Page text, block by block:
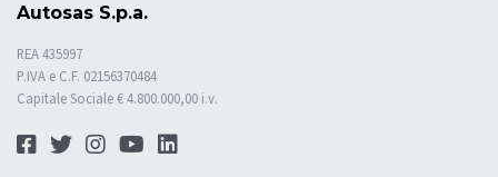
Autosas S.p.a.
REA 435997
P.IVA e C.F. 02156370484
Capitale Sociale € 4.800.000,00 i.v.